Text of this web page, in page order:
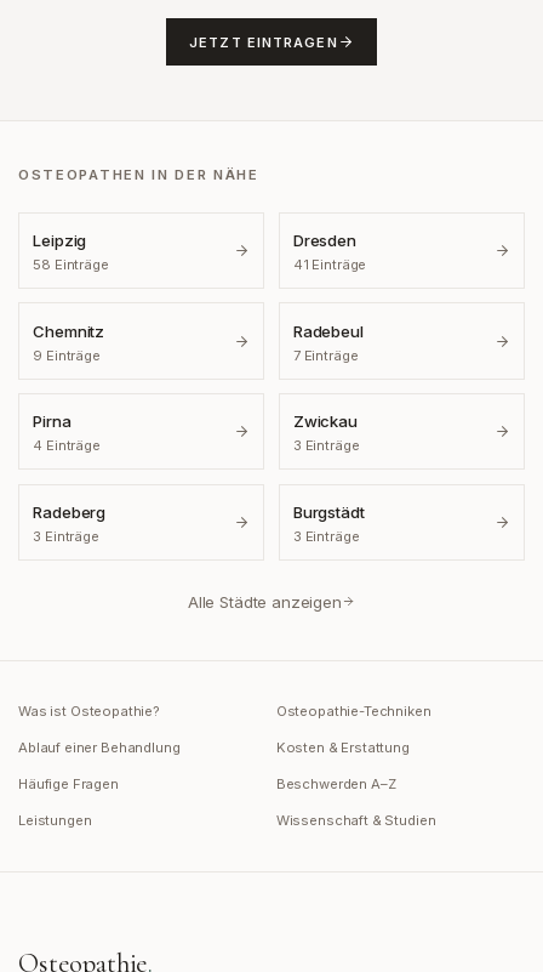
JETZT EINTRAGEN
OSTEOPATHEN IN DER NÄHE
Leipzig
58 Einträge
Dresden
41 Einträge
Chemnitz
9 Einträge
Radebeul
7Einträge
Pirna
4 Einträge
Zwickau
3 Einträge
Radeberg
3 Einträge
Burgstädt
3 Einträge
Alle Städte anzeigen
Was ist Osteopathie? Osteopathie-Techniken
Ablauf einer Behandlung Kosten & Erstattung
Häufige Fragen Beschwerden A–Z
Leistungen Wissenschaft & Studien
Osteopathie.